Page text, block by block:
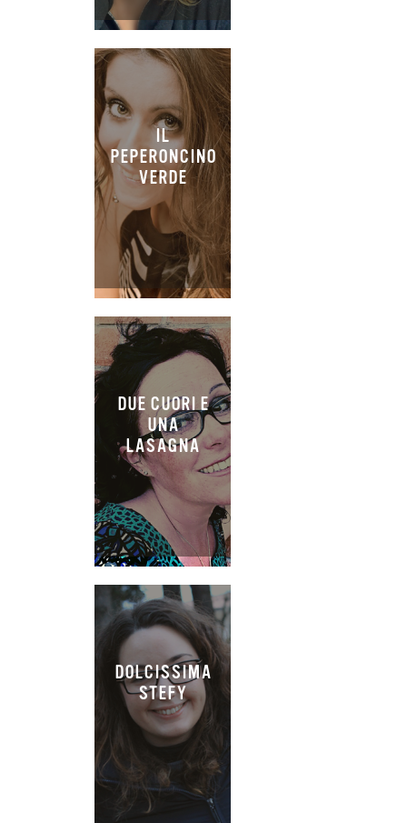
IL
PEPERONCINO
VERDE
DUE CUORI E
UNA
LASAGNA
DOLCISSIMA
STEFY